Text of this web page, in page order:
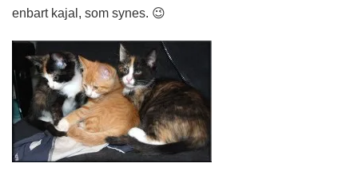
enbart kajal, som synes. 😉